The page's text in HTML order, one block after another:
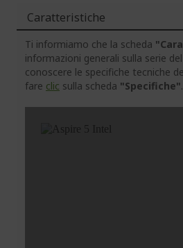
Caratteristiche
Ti informiamo che la scheda
informazioni generali sulla serie
conoscere le specifiche tecniche
fare clic sulla scheda "Specifiche".